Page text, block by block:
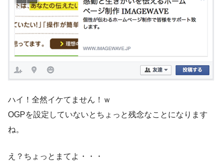
ハイ！全然イケてません！ｗ
OGPを設定していないとちょっと残念なことになります
ね。
え？ちょっとまてよ・・・